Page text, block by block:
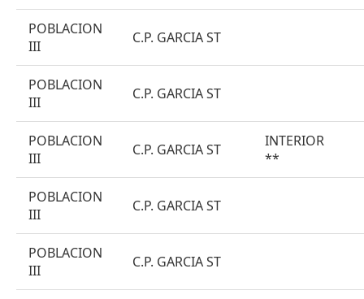
POBLACION
III
C.P. GARCIA ST
POBLACION
III
C.P. GARCIA ST
POBLACION
III
C.P. GARCIA ST
INTERIOR
**
POBLACION
III
C.P. GARCIA ST
POBLACION
III
C.P. GARCIA ST